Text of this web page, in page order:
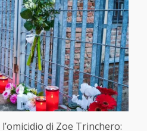
di Zoe Trinchero: